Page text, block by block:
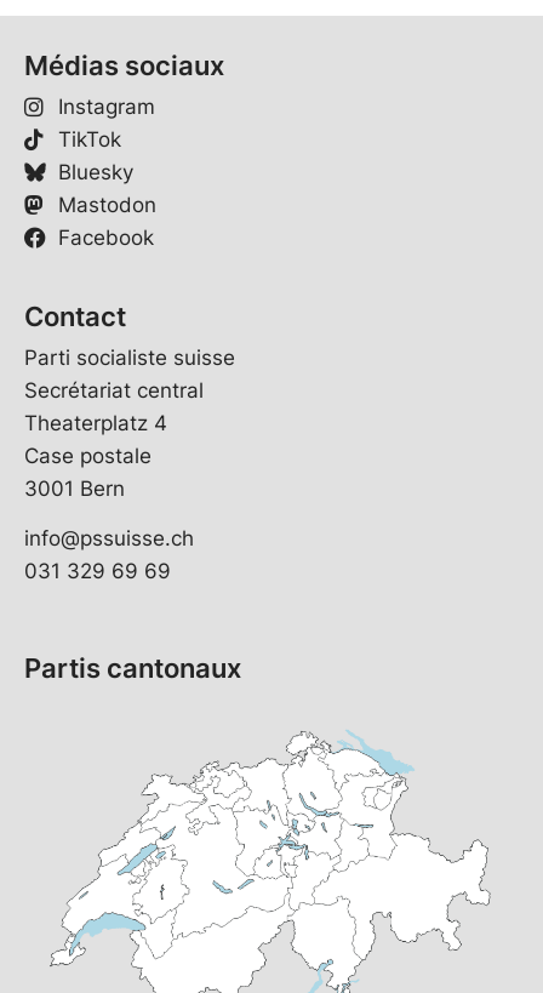
Médias sociaux
Instagram
TikTok
Bluesky
Mastodon
Facebook
Contact
Parti socialiste suisse
Secrétariat central
Theaterplatz 4
Case postale
3001 Bern
info@pssuisse.ch
031 329 69 69
Partis cantonaux